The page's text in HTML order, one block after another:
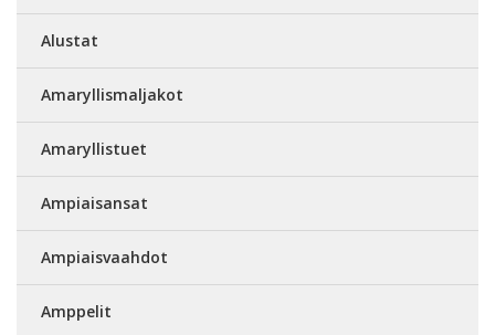
Alustat
Amaryllismaljakot
Amaryllistuet
Ampiaisansat
Ampiaisvaahdot
Amppelit